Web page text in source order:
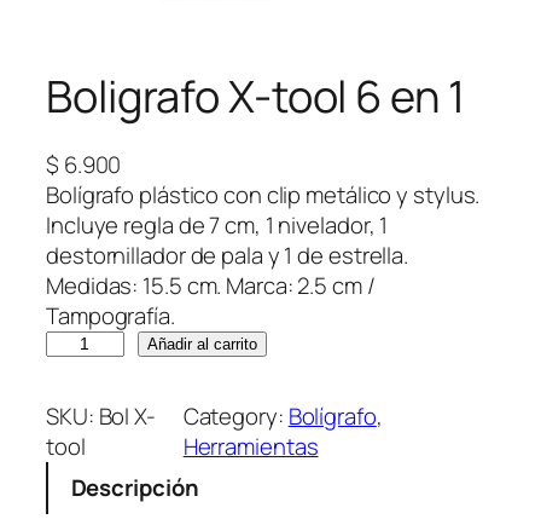
Boligrafo X-tool 6 en 1
$ 6.900
Bolígrafo plástico con clip metálico y stylus.
Incluye regla de 7 cm, 1 nivelador, 1
destornillador de pala y 1 de estrella.
Medidas: 15.5 cm. Marca: 2.5 cm /
Tampografía.
l
i
g
Añadir al carrito
SKU: Bol X-
tool
Category: Bolígrafo
Herramientas
Descripción